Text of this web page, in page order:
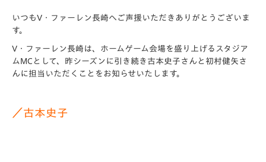
いつもV・ファーレン長崎へご声援いただきありがとうございま
す。
V・ファーレン長崎は、ホームゲーム会場を盛り上げるスタジア
ムMCとして、昨シーズンに引き続き古本史子さんと初村健矢さ
んに担当いただくことをお知らせいたします。
／古本史子